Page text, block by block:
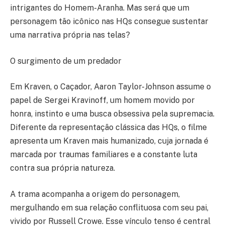
intrigantes do Homem-Aranha. Mas será que um
personagem tão icônico nas HQs consegue sustentar
uma narrativa própria nas telas?
O surgimento de um predador
Em Kraven, o Caçador, Aaron Taylor-Johnson assume o
papel de Sergei Kravinoff, um homem movido por
honra, instinto e uma busca obsessiva pela supremacia.
Diferente da representação clássica das HQs, o filme
apresenta um Kraven mais humanizado, cuja jornada é
marcada por traumas familiares e a constante luta
contra sua própria natureza.
A trama acompanha a origem do personagem,
mergulhando em sua relação conflituosa com seu pai,
vivido por Russell Crowe. Esse vínculo tenso é central